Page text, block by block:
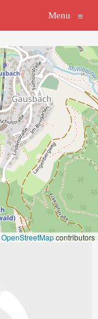
Menu ≡
OpenStreetMapcontributors